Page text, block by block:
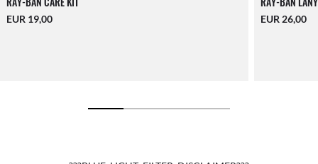
EUR 19,00 EUR 26,00